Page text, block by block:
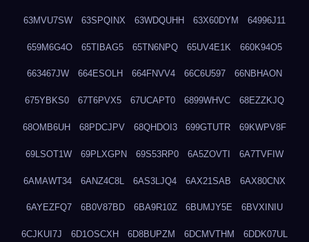
63MVU7SW 63SPQINX 63WDQUHH 63X60DYM 64996J11
659M6G4O 65TIBAG5 65TN6NPQ 65UV4E1K 660K94O5
663467JW 664ESOLH 664FNVV4 66C6U597 66NBHAON
675YBKS0 67T6PVX5 67UCAPT0 6899WHVC 68EZZKJQ
68OMB6UH 68PDCJPV 68QHDOI3 699GTUTR 69KWPV8F
69LSOT1W 69PLXGPN 69S53RP0 6A5ZOVTI 6A7TVFIW
6AMAWT34 6ANZ4C8L 6AS3LJQ4 6AX21SAB 6AX80CNX
6AYEZFQ7 6B0V87BD 6BA9R10Z 6BUMJY5E 6BVXINIU
6CJKUI7J 6D1OSCXH 6D8BUPZM 6DCMVTHM 6DDK07UL